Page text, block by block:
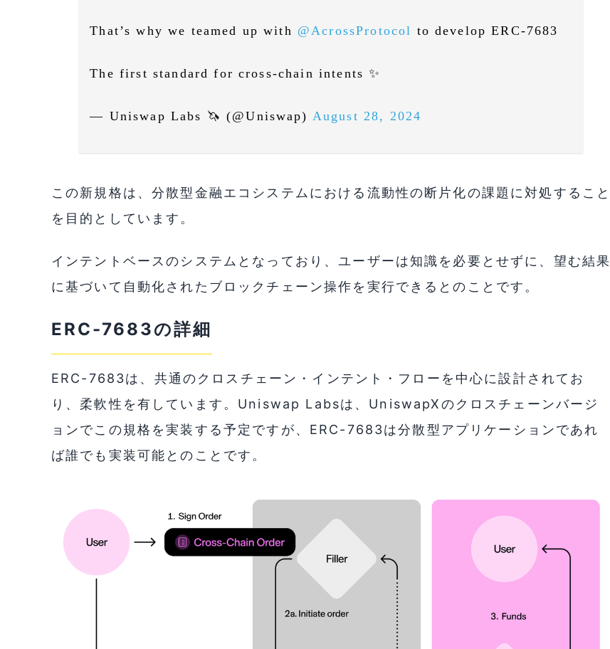
That’s why we teamed up with @AcrossProtocol to develop ERC-7683
The first standard for cross-chain intents ✨
— Uniswap Labs 🦄 (@Uniswap) August 28, 2024
この新規格は、分散型金融エコシステムにおける流動性の断片化の課題に対処すること
を目的としています。
インテントベースのシステムとなっており、ユーザーは知識を必要とせずに、望む結果
に基づいて自動化されたブロックチェーン操作を実行できるとのことです。
ERC-7683の詳細
ERC-7683は、共通のクロスチェーン・インテント・フローを中心に設計されてお
り、柔軟性を有しています。Uniswap Labsは、UniswapXのクロスチェーンバージ
ョンでこの規格を実装する予定ですが、ERC-7683は分散型アプリケーションであれ
ば誰でも実装可能とのことです。